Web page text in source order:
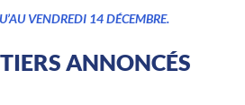
VENDREDI 14 DÉCEMBRE.
ANNONCÉS